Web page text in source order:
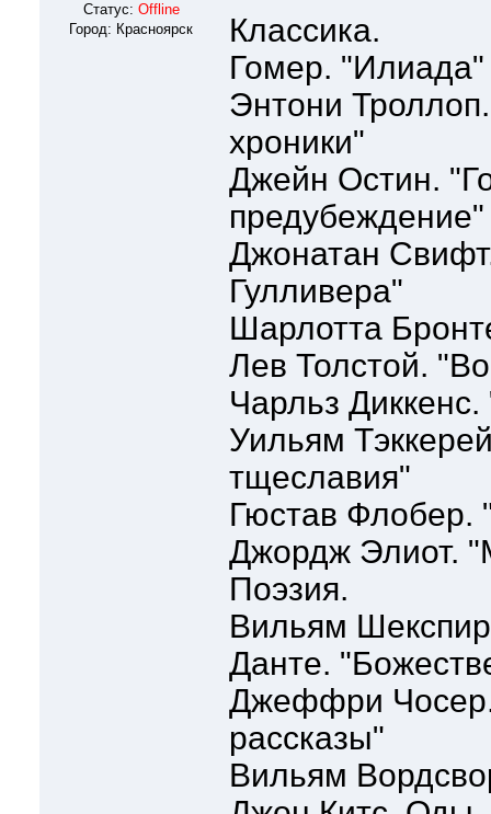
Статус: Offline
Город: Красноярск
Классика.
Гомер.
Энтони
хроники"
Джейн Остин.
предубеждение"
Джонатан
Гулливера"
Шарлотта
Лев Толстой.
Чарльз
Уильям
тщеславия"
Гюстав
Джордж Элиот.
Поэзия.
Вильям
Данте.
Джеффри Чосер.
рассказы"
Вильям